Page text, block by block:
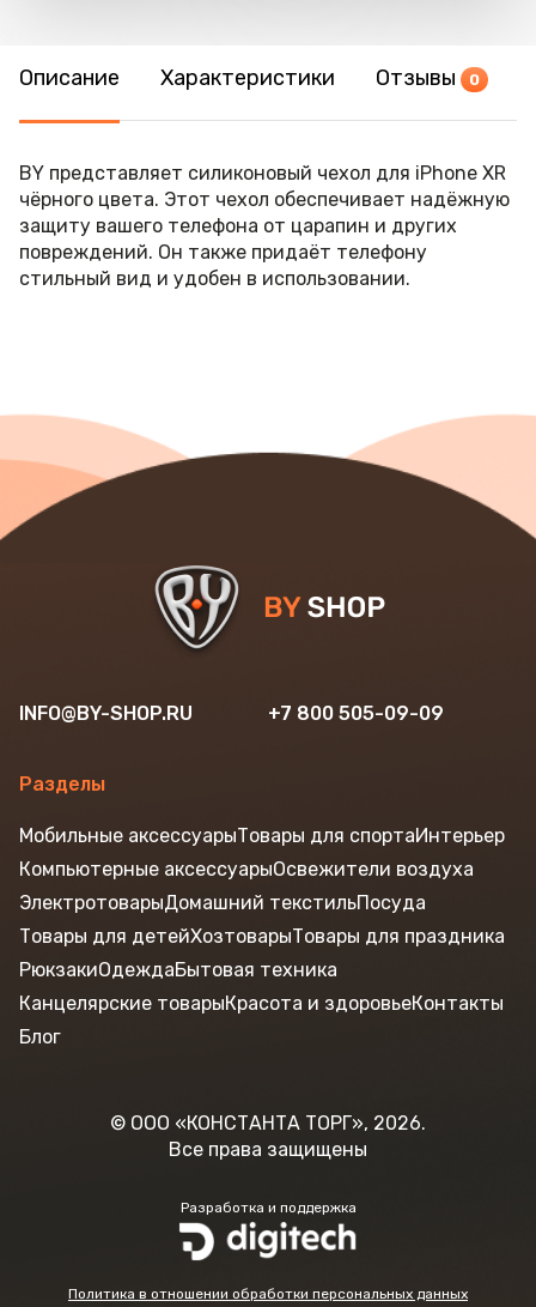
Описание Характеристики Отзывы 0
BY представляет силиконовый чехол для iPhone XR
чёрного цвета. Этот чехол обеспечивает надёжную
защиту вашего телефона от царапин и других
повреждений. Он также придаёт телефону
стильный вид и удобен в использовании.
INFO@BY-SHOP.RU +7 800 505-09-09
Разделы
© ООО «КОНСТАНТА ТОРГ», 2026.
Все права защищены
Разработка и поддержка
Мобильные аксессуарыТовары для спортаИнтерьер
Компьютерные аксессуарыОсвежители воздуха
ЭлектротоварыДомашний текстильПосуда
Товары для детейХозтоварыТовары для праздника
РюкзакиОдеждаБытовая техника
Канцелярские товарыКрасота и здоровьеКонтакты
Блог
Политика в отношении обработки персональных данных